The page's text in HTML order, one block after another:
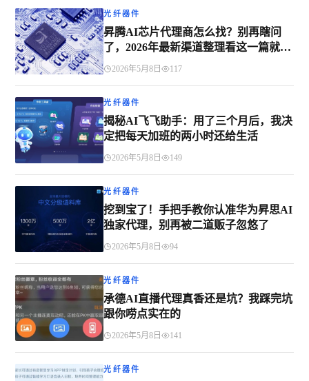
光纤器件
昇腾AI芯片代理商怎么找？别再瞎问
了，2026年最新渠道整理看这一篇就够
2026年5月8日 117
光纤器件
揭秘AI飞飞助手：用了三个月后，我决
定把每天加班的两小时还给生活
2026年5月8日 149
光纤器件
挖到宝了！手把手教你认准华为昇思AI
独家代理，别再被二道贩子忽悠了
2026年5月8日 94
光纤器件
承德AI直播代理真香还是坑？我踩完坑
跟你唠点实在的
2026年5月8日 141
光纤器件